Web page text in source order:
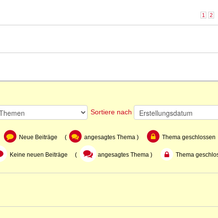
1 2
Sortiere nach
Neue Beiträge ( angesagtes Thema ) Thema geschlossen
Keine neuen Beiträge ( angesagtes Thema ) Thema